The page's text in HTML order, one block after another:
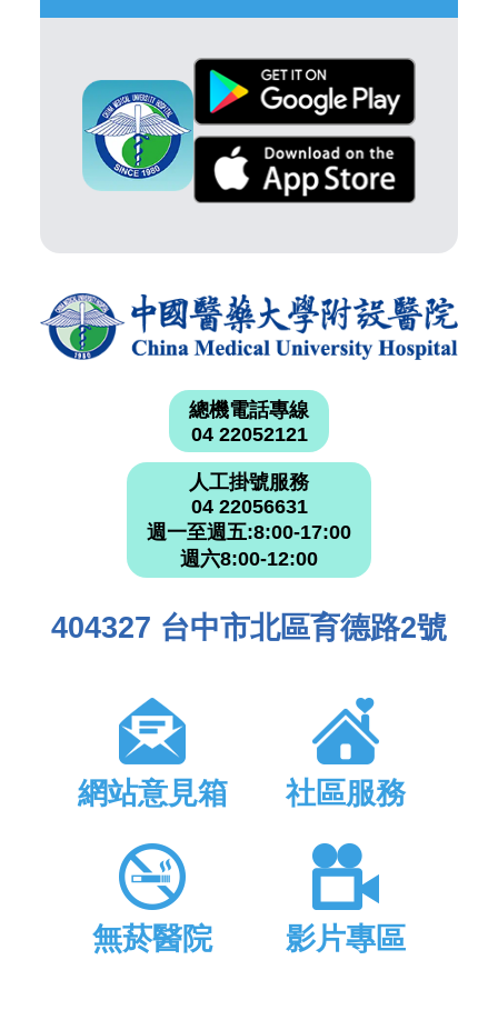
總機電話專線
04 22052121
人工掛號服務
04 22056631
週一至週五:8:00-17:00
週六8:00-12:00
404327 台中市北區育德路2號
網站意見箱 社區服務
無菸醫院 影片專區